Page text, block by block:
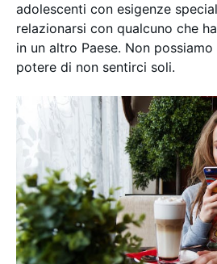
adolescenti con esigenze
relazionarsi con qualcuno che
in un altro Paese. Non
potere di non sentirci soli.